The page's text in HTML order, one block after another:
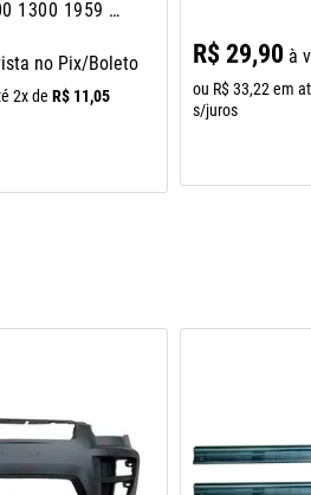
1300 1959 A
no Pix/Boleto
2x de R$ 11,05
R$ 29,90 à
ou R$33,22em
s/juros